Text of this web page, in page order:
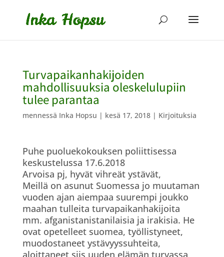
Turvapaikanhakijoiden
mahdollisuuksia oleskelulupiin
tulee parantaa
mennessä Inka Hopsu | kesä 17, 2018| Kirjoituksia
Puhe puoluekokouksen poliittisessa
keskustelussa 17.6.2018
Arvoisa pj, hyvät vihreät ystävät,
Meillä on asunut Suomessa jo muutaman
vuoden ajan aiempaa suurempi joukko
maahan tulleita turvapaikanhakijoita
mm. afganistanistanilaisia ja irakisia. He
ovat opetelleet suomea, työllistyneet,
muodostaneet ystävyyssuhteita,
aloittaneet siis uuden elämän turvassa